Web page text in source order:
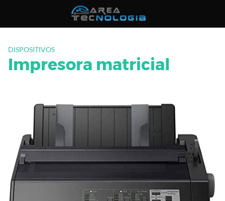
contenido
DISPOSITIVOS
Impresora matricial